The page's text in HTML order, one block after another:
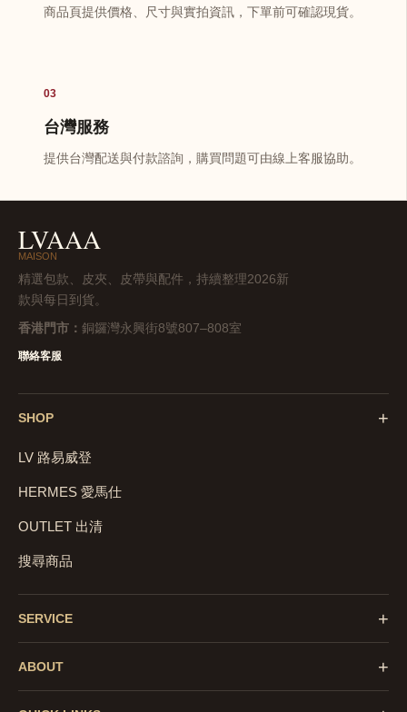
商品頁提供價格、尺寸與實拍資訊，下單前可確認現貨。
03
台灣服務
提供台灣配送與付款諮詢，購買問題可由線上客服協助。
LVAAA
MAISON
精選包款、皮夾、皮帶與配件，持續整理2026新
款與每日到貨。
香港門市： 銅鑼灣永興街8號807–808室
聯絡客服
SHOP +
LV 路易威登
HERMES 愛馬仕
OUTLET 出清
搜尋商品
SERVICE +
ABOUT +